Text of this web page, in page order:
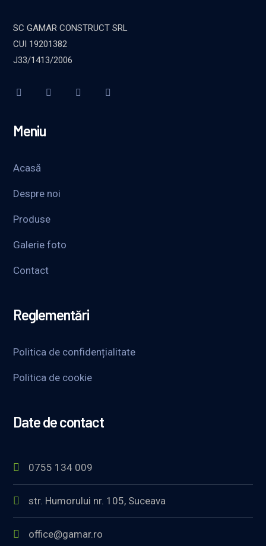
SC GAMAR CONSTRUCT SRL
CUI 19201382
J33/1413/2006
Meniu
Acasă
Despre noi
Produse
Galerie foto
Contact
Reglementări
Politica de confidențialitate
Politica de cookie
Date de contact
0755 134 009
str. Humorului nr. 105, Suceava
office@gamar.ro